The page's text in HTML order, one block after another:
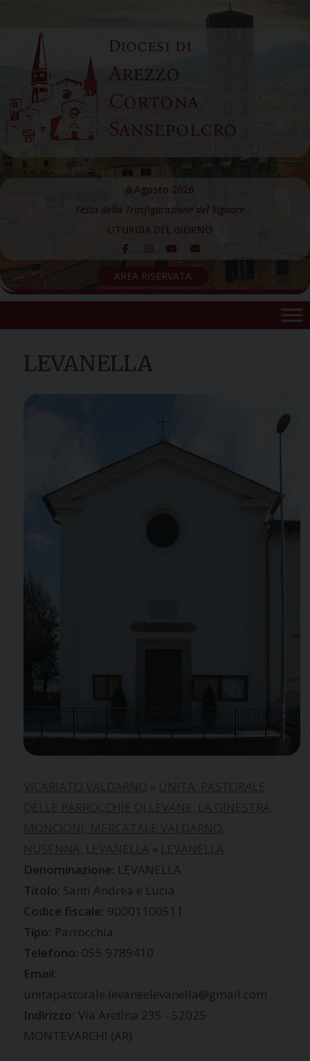
content
Diocesi di
Arezzo
Cortona
Sansepolcro
6 Agosto 2026
Festa della Trasfigurazione del Signore
LITURGIA DEL GIORNO
AREA RISERVATA
LEVANELLA
»
»
LEVANELLA
Santi Andrea e Lucia
Codice fiscale: 90001100511
Tipo: Parrocchia
Telefono: 055 9789410
Email:
unitapastorale.levaneelevanella@gmail.com
Indirizzo: Via Aretina 235 - 52025
MONTEVARCHI (AR)